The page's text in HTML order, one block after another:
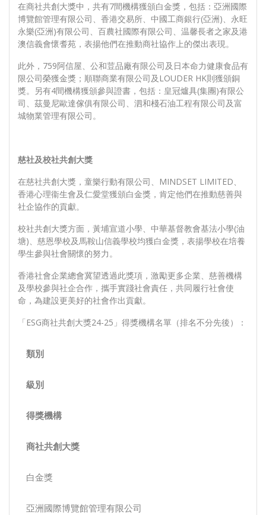
在商社共創大獎中，共有7間機構獲頒白金獎，包括：亞洲國際
博覽館管理有限公司、香港交易所、中國工商銀行(亞洲)、永旺
永樂(亞洲)有限公司、百農社國際有限公司、温馨長者之家及港
澳信義會懷耆苑，表揚他們在推動商社協作上的傑出表現。
此外，759阿信屋、公和荳品廠有限公司及日本命力健康食品有
限公司榮獲金獎；順聯商業有限公司及LOUDER HK則獲頒銅
獎。另有4間機構獲頒參與證書，包括：皇冠爐具(集團)有限公
司、茲曼尼歐達傢俱有限公司、泗和棧石油工程有限公司及富
城物業管理有限公司。
慈社及校社共創大獎
在慈社共創大獎，童樂行動有限公司、MINDSET LIMITED、
香港心理衞生會及仁愛堂獲頒白金獎，肯定他們在推動慈善與
社企協作的貢獻。
校社共創大獎方面，黃埔宣道小學、中華基督教會基法小學(油
塘)、慈恩學校及馬鞍山信義學校均獲白金獎，表揚學校在培養
學生參與社會關懷的努力。
香港社會企業總會冀望透過此獎項，激勵更多企業、慈善機構
及學校參與社企合作，攜手實踐社會責任，共同履行社會使
命，為建設更美好的社會作出貢獻。
「ESG商社共創大獎24-25」得獎機構名單（排名不分先後）：
類別
級別
得獎機構
商社共創大獎
白金獎
亞洲國際博覽館管理有限公司